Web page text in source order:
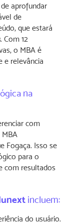
aprofundar
de
que estará
Com 12
o MBA é
e relevância
na
com
Fogaça. Isso se
para o
com resultados
incluem:
do usuário.